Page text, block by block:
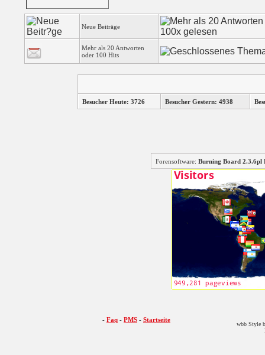
Neue Beiträge
Mehr als 20 Antworten
oder 100 Hits
Besucher Heute: 3726 Besucher Gestern: 4938
Forensoftware: Burning Board
- Faq - PMS - Startseite
wbb Style